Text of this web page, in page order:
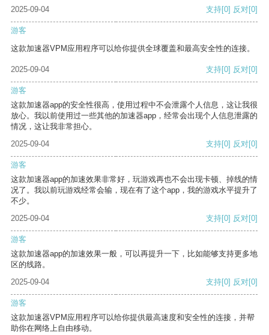
2025-09-04 支持[0] 反对[0]
游客
这款加速器VPM应用程序可以给你提供全球覆盖和最高安全性的连接。
2025-09-04 支持[0] 反对[0]
游客
这款加速器app的安全性很高，使用过程中不会泄露个人信息，这让我很
放心。我以前使用过一些其他的加速器app，经常会出现个人信息泄露的
情况，这让我非常担心。
2025-09-04
支持[0] 反对[0]
游客
这款加速器app的加速效果非常好，玩游戏再也不会出现卡顿、掉线的情
况了。我以前玩游戏经常会输，现在有了这个app，我的游戏水平提升了
不少。
2025-09-04
支持[0] 反对[0]
游客
这款加速器app的加速效果一般，可以再提升一下，比如能够支持更多地
区的线路。
2025-09-04
支持[0] 反对[0]
游客
这款加速器VPM应用程序可以给你提供最高速度和安全性的连接，并帮
助你在网络上自由移动。